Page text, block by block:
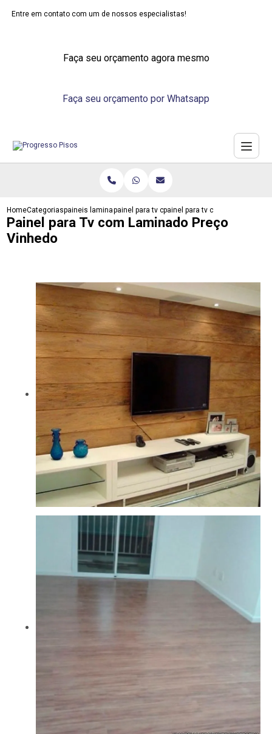
Entre em contato com um de nossos especialistas!
Faça seu orçamento agora mesmo
Faça seu orçamento por Whatsapp
HomeCategoriaspaineis laminadospainel para tv com laminadopainel para tv com laminado
Painel para Tv com Laminado Preço
Vinhedo